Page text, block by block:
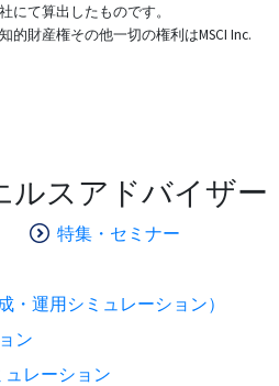
にて算出したものです。
的財産権その他一切の権利はMSCI Inc.
ルスアドバイザー
特集・セミナー
・運用シミュレーション）
ン
ュレーション